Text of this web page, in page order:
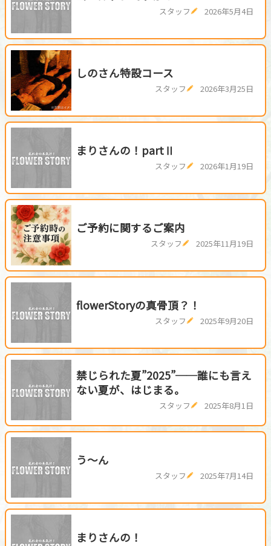
スタッフ 2026年5月4日
しのさん特設コース
スタッフ 2026年3月25日
まりさんの！partⅡ
スタッフ 2026年1月19日
ご予約に関するご案内
スタッフ 2025年11月19日
flowerStoryの真骨頂？！
スタッフ 2025年9月20日
禁じられた夏”2025”──誰にも言え
ない夏が、はじまる。
スタッフ 2025年8月1日
う～ん
スタッフ 2025年7月14日
まりさんの！